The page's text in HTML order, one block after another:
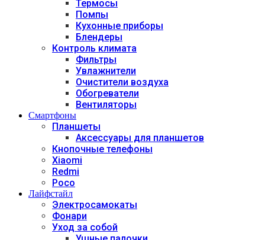
Термосы
Помпы
Кухонные приборы
Блендеры
Контроль климата
Фильтры
Увлажнители
Очистители воздуха
Обогреватели
Вентиляторы
Смартфоны
Планшеты
Аксессуары для планшетов
Кнопочные телефоны
Xiaomi
Redmi
Poco
Лайфстайл
Электросамокаты
Фонари
Уход за собой